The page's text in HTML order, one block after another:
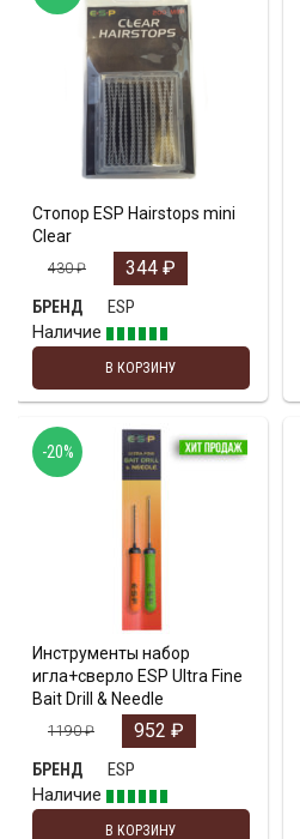
Стопор ESP Hairstops mini
Clear
430₽ 344 ₽
БРЕНД
ESP
Наличие
В КОРЗИНУ
Инструменты набор
игла+сверло ESP Ultra Fine
Bait Drill & Needle
1190₽ 952 ₽
БРЕНД
ESP
Наличие
В КОРЗИНУ
-20%